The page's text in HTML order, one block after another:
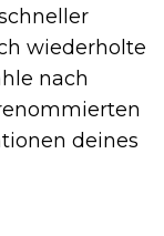
wiederholte
nach
deines